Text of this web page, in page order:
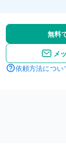
無料
メ
依頼方法につい